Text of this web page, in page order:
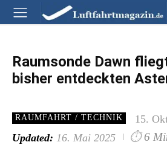
Raumsonde Dawn
bisher entdeckten
RAUMFAHRT / TECHNIK
15.
Updated: 16. Mai 2025 ⏱ 6